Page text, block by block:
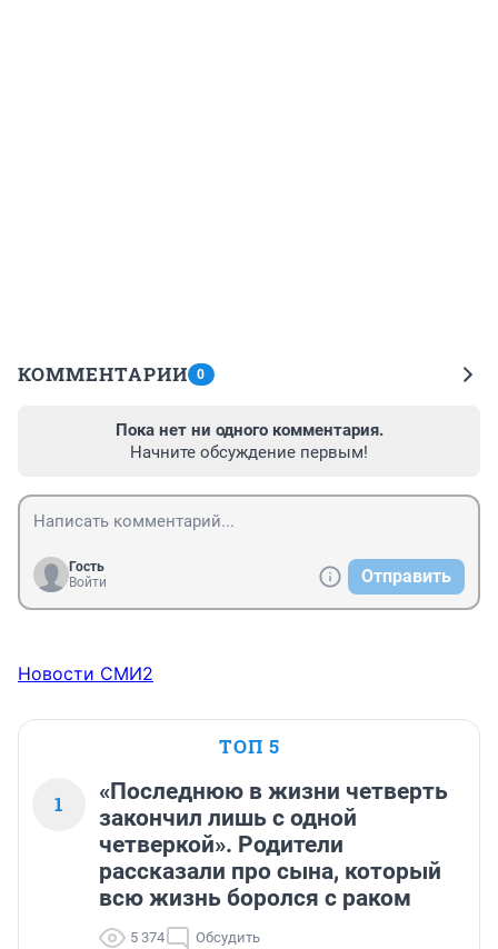
КОММЕНТАРИИ 0
Пока нет ни одного комментария.
Начните обсуждение первым!
Гость
Войти
Отправить
Новости СМИ2
ТОП 5
1
«Последнюю в жизни четверть
закончил лишь с одной
четверкой». Родители
рассказали про сына, который
всю жизнь боролся с раком
5 374 Обсудить